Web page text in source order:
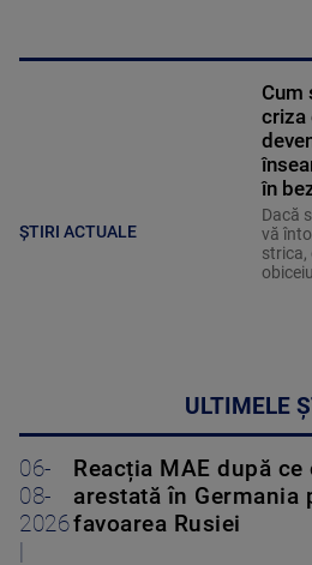
ȘTIRI ACTUALE
Cum
criza
în
Dacă
vă
strica,
ULTIMELE
06-
08-
2026
Reacția MAE după
arestată în Germania
favoarea Rusiei